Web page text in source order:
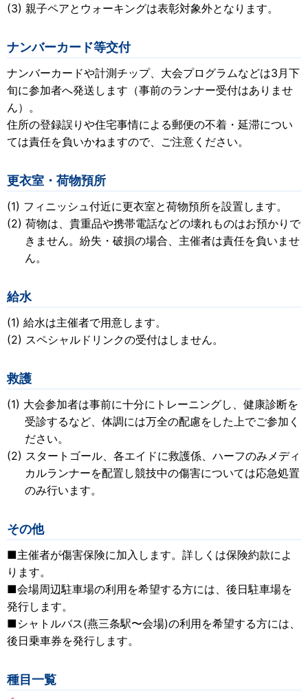
親子ペアとウォーキングは表彰対象外となります。
ナンバーカード等交付
ナンバーカードや計測チップ、大会プログラムなどは3月下
旬に参加者へ発送します（事前のランナー受付はありませ
ん）。
住所の登録誤りや住宅事情による郵便の不着・延滞につい
ては責任を負いかねますので、ご注意ください。
更衣室・荷物預所
フィニッシュ付近に更衣室と荷物預所を設置します。
荷物は、貴重品や携帯電話などの壊れものはお預かりで
きません。紛失・破損の場合、主催者は責任を負いませ
ん。
給水
給水は主催者で用意します。
スペシャルドリンクの受付はしません。
救護
大会参加者は事前に十分にトレーニングし、健康診断を
受診するなど、体調には万全の配慮をした上でご参加く
ださい。
スタートゴール、各エイドに救護係、ハーフのみメディ
カルランナーを配置し競技中の傷害については応急処置
のみ行います。
その他
■主催者が傷害保険に加入します。詳しくは保険約款によ
ります。
■会場周辺駐車場の利用を希望する方には、後日駐車場を
発行します。
■シャトルバス(燕三条駅〜会場)の利用を希望する方には、
後日乗車券を発行します。
種目一覧